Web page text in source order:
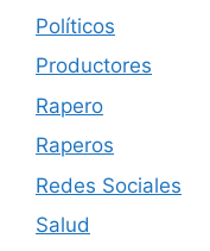
Políticos
Productores
Rapero
Raperos
Redes Sociales
Salud